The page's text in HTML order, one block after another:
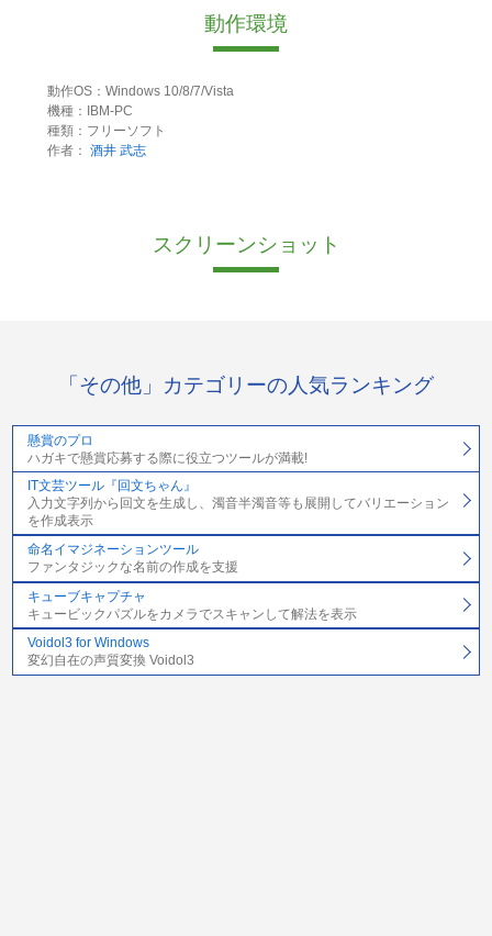
動作環境
動作OS：Windows 10/8/7/Vista
機種：IBM-PC
種類：フリーソフト
作者： 酒井 武志
スクリーンショット
「その他」カテゴリーの人気ランキング
懸賞のプロ
ハガキで懸賞応募する際に役立つツールが満載!
IT文芸ツール『回文ちゃん』
入力文字列から回文を生成し、濁音半濁音等も展開してバリエーション
を作成表示
命名イマジネーションツール
ファンタジックな名前の作成を支援
キューブキャプチャ
キュービックパズルをカメラでスキャンして解法を表示
Voidol3 for Windows
変幻自在の声質変換 Voidol3